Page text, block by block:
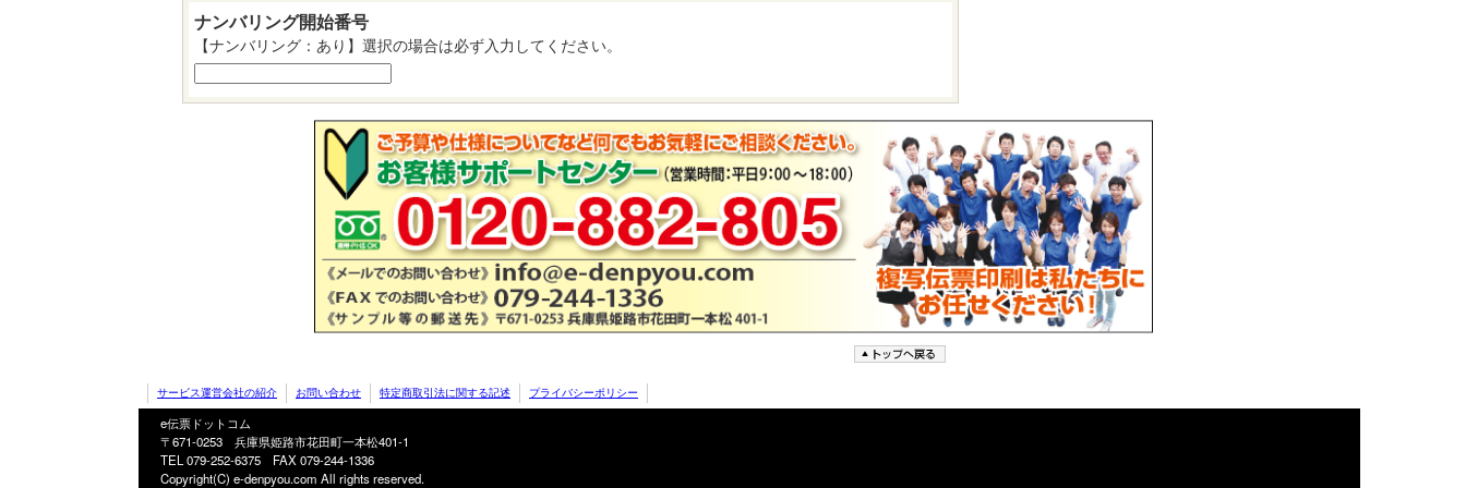
ナンバリング開始番号
【ナンバリング：あり】選択の場合は必ず入力してください。
サービス運営会社の紹介 お問い合わせ 特定商取引法に関する記述 プライバシーポリシー
e伝票ドットコム
〒671-0253 兵庫県姫路市花田町一本松401-1
TEL 079-252-6375 FAX 079-244-1336
Copyright(C) e-denpyou.com All rights reserved.